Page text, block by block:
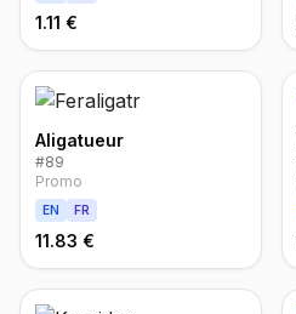
1.11 €
Aligatueur
#89
Promo
EN FR
11.83 €